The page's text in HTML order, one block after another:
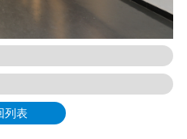
列表